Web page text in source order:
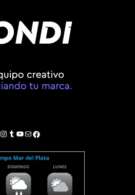
Instagram
Tumblr
YouTube
Correo electrónico
Facebook